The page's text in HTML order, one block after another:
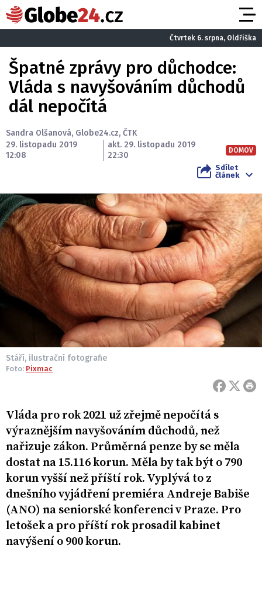
Čtvrtek 6. srpna, Oldřiška
Špatné zprávy pro důchodce:
Vláda s navyšováním důchodů
dál nepočítá
Sandra Olšanová, Globe24.cz, ČTK
29. listopadu 2019
12:08
akt. 29. listopadu 2019
22:30
DOMOV
Sdílet
článek
Stáří, ilustrační fotografie
Foto: Pixmac
Vláda pro rok 2021 už zřejmě nepočítá s
výraznějším navyšováním důchodů, než
nařizuje zákon. Průměrná penze by se měla
dostat na 15.116 korun. Měla by tak být o 790
korun vyšší než příští rok. Vyplývá to z
dnešního vyjádření premiéra Andreje Babiše
(ANO) na seniorské konferenci v Praze. Pro
letošek a pro příští rok prosadil kabinet
navýšení o 900 korun.